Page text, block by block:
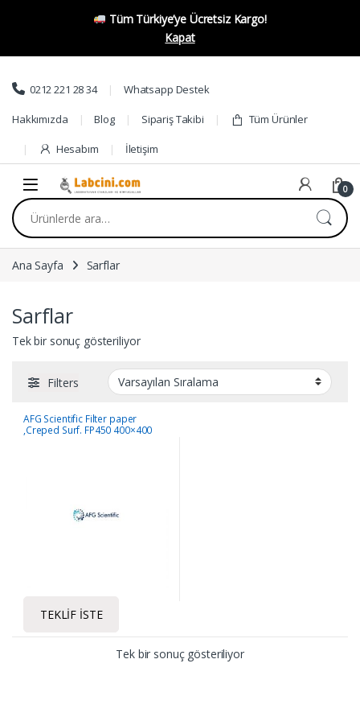
Tüm Türkiye’ye Ücretsiz Kargo!
Kapat
Skip to navigation
Skip to content
0212 221 28 34 Whatsapp Destek
Hakkımızda Blog Sipariş Takibi Tüm Ürünler
Hesabım İletişim
0
Ara:
Ana Sayfa Sarflar
Sarflar
Tek bir sonuç gösteriliyor
Filters
AFG Scientific Filter paper
,Creped Surf. FP450 400×400
TEKLIF İSTE
Tek bir sonuç gösteriliyor